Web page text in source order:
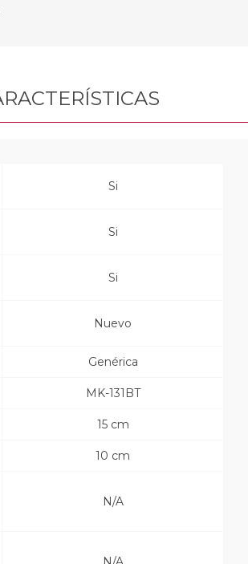
Si
Si
Si
Nuevo
Genérica
MK-131BT
15 cm
10 cm
N/A